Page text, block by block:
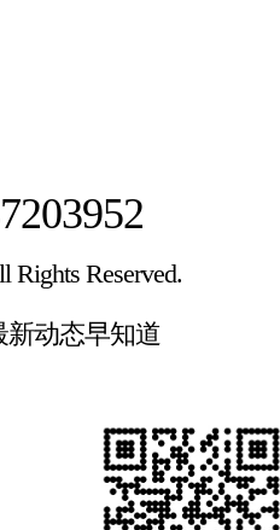
Rights Reserved.
动态早知道